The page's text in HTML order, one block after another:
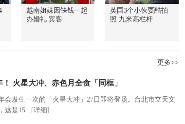
越南姐妹因缺钱一起
办婚礼 宾客
英国3个小伙耍酷拍
照 九米高栏杆
更多>>
！ 火星大冲、赤色月全食「同框」
会发生一次的「火星大冲」27日即将登场。台北市立天文
这是15...[详细]